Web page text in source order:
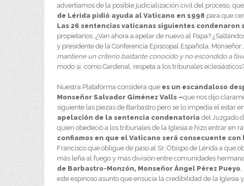
advertíamos de la posible judicialización civil del proceso,
de Lérida pidió ayuda al Vaticano en 1998 para que
Las 26 sentencias vaticanas siguientes condenaron
propietarios. ¿Van ahora a apelar de nuevo al Papa?
y presidente de la Conferencia Episcopal Española,
mantiene un criterio bastante conocido y no escondido a
modo si, como Cardenal, respeta a los tribunales
Nuestra Plataforma considera que es un escandaloso
Monseñor Salvador Giménez Valls –que nos dijo
siguiente las piezas de Barbastro pero se lo impedía el estar
apelación de la sentencia condenatoria del Juzgado
quien obedeció a los tribunales de la Iglesia e hizo entrar en
confiamos en que el Vaticano será consecuente
Francisco que obligue de paso al Sr. Obispo de Lérida a que
más leña al fuego y más división entre comunidades
de Barbastro-Monzón, Monseñor Ángel Pérez Pueyo,
este espinoso asunto que ensucia la credibilidad de la Iglesia